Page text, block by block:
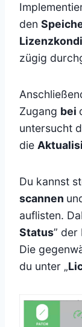
den
zügig
Zugang bei
untersucht
die
Du kannst
scannen
auflisten.
Status” der
Die
du unter „